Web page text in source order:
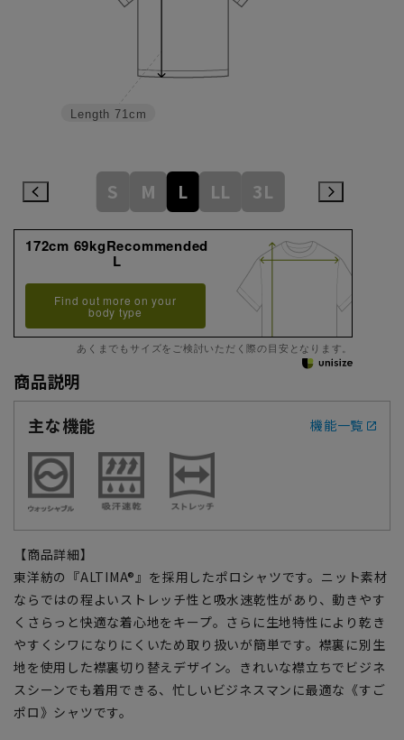
Length 71cm
S M L LL 3L
172cm 69kgRecommended
L
Find out more on your
body type
あくまでもサイズをご検討いただく際の目安となります。
商品説明
主な機能
機能一覧
【商品詳細】
東洋紡の『ALTIMA®』を採用したポロシャツです。ニット素材
ならではの程よいストレッチ性と吸水速乾性があり、動きやす
くさらっと快適な着心地をキープ。さらに生地特性により乾き
やすくシワになりにくいため取り扱いが簡単です。襟裏に別生
地を使用した襟裏切り替えデザイン。きれいな襟立ちでビジネ
スシーンでも着用できる、忙しいビジネスマンに最適な《すご
ポロ》シャツです。